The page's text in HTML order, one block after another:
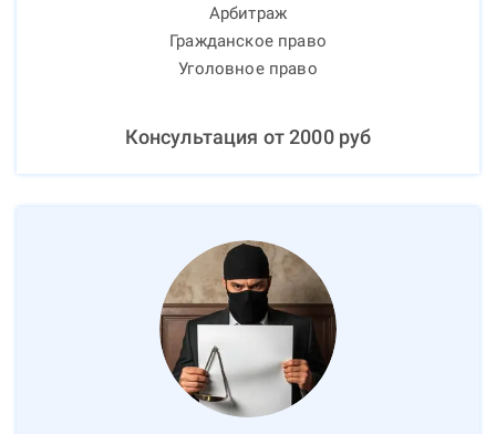
Арбитраж
Гражданское право
Уголовное право
Консультация от2000руб